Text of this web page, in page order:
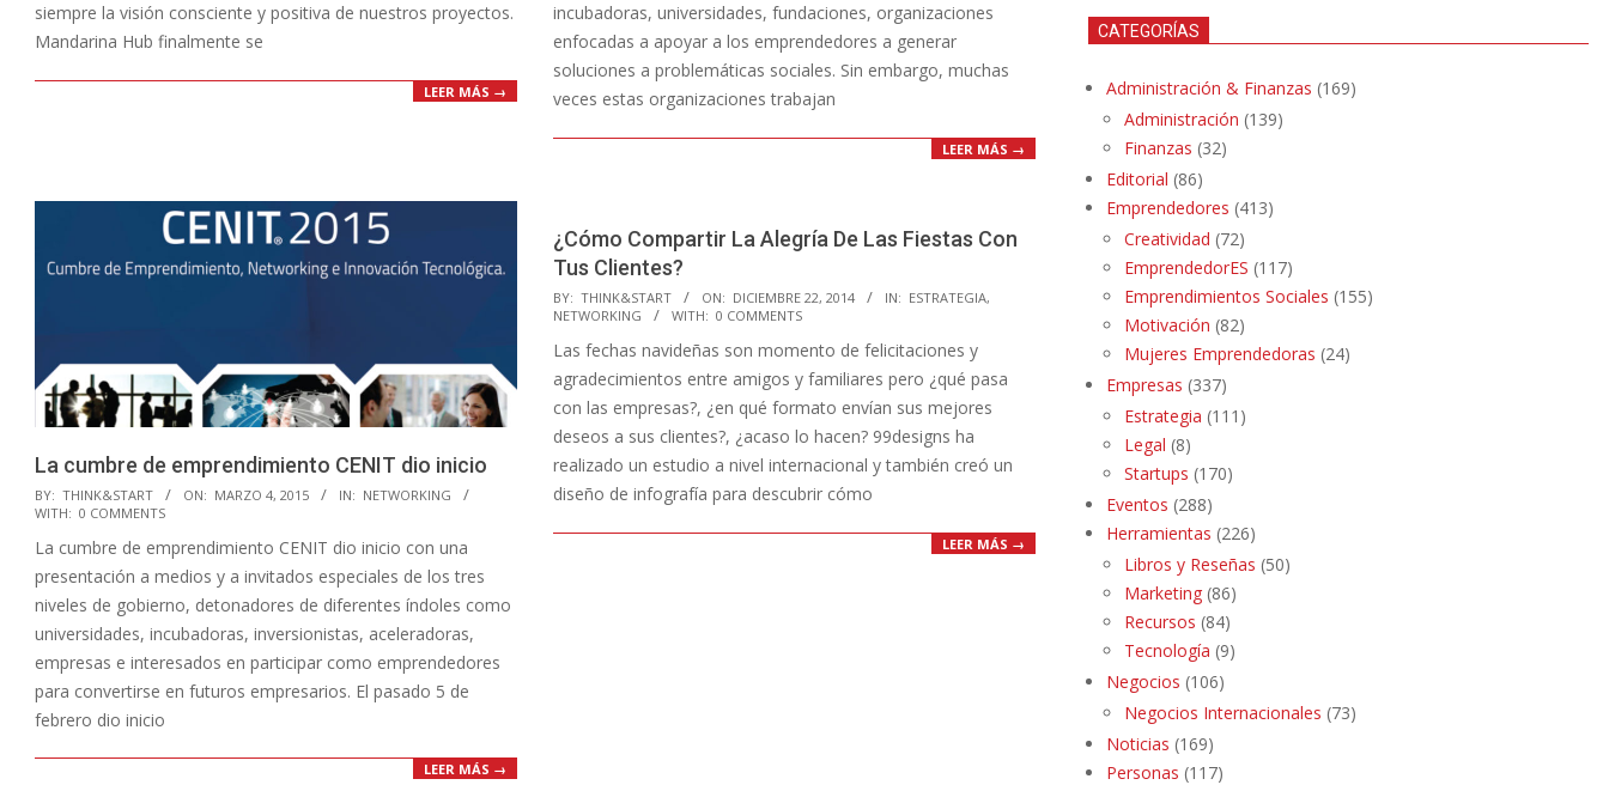
siempre la visión consciente y positiva de nuestros proyectos.
Mandarina Hub finalmente se
LEER MÁS →
incubadoras, universidades, fundaciones, organizaciones
enfocadas a apoyar a los emprendedores a generar
soluciones a problemáticas sociales. Sin embargo, muchas
veces estas organizaciones trabajan
LEER MÁS →
La cumbre de emprendimiento CENIT dio inicio
2015-
03-
04
BY: THINK&START ON: MARZO 4, 2015 IN: NETWORKING
WITH: 0 COMMENTS
La cumbre de emprendimiento CENIT dio inicio con una
presentación a medios y a invitados especiales de los tres
niveles de gobierno, detonadores de diferentes índoles como
universidades, incubadoras, inversionistas, aceleradoras,
empresas e interesados en participar como emprendedores
para convertirse en futuros empresarios. El pasado 5 de
febrero dio inicio
LEER MÁS →
¿Cómo Compartir La Alegría De Las Fiestas Con
Tus Clientes?
2014-
12-
22
BY: THINK&START ON: DICIEMBRE 22, 2014 IN: ESTRATEGIA,
NETWORKING
WITH: 0 COMMENTS
Las fechas navideñas son momento de felicitaciones y
agradecimientos entre amigos y familiares pero ¿qué pasa
con las empresas?, ¿en qué formato envían sus mejores
deseos a sus clientes?, ¿acaso lo hacen? 99designs ha
realizado un estudio a nivel internacional y también creó un
diseño de infografía para descubrir cómo
LEER MÁS →
CATEGORÍAS
Administración & Finanzas (169)
Administración (139)
Finanzas (32)
Editorial (86)
Emprendedores (413)
Creatividad (72)
EmprendedorES (117)
Emprendimientos Sociales (155)
Motivación (82)
Mujeres Emprendedoras (24)
Empresas (337)
Estrategia (111)
Legal (8)
Startups (170)
Eventos (288)
Herramientas (226)
Libros y Reseñas (50)
Marketing (86)
Recursos (84)
Tecnología (9)
Negocios (106)
Negocios Internacionales (73)
Noticias (169)
Personas (117)